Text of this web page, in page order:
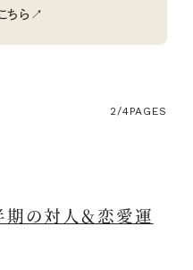
ちら↗
2/4PAGES
の対人＆恋愛運